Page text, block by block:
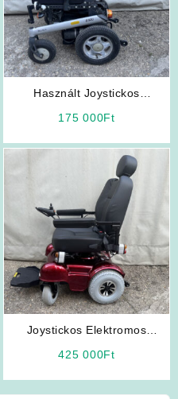
Használt Joystickos
175 000Ft
Joystickos Elektromos
425 000Ft